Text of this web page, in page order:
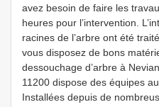
avez besoin de faire les
heures pour l’intervention.
racines de l’arbre ont été
vous disposez de bons
dessouchage d’arbre à
11200 dispose des équipes
Installées depuis de